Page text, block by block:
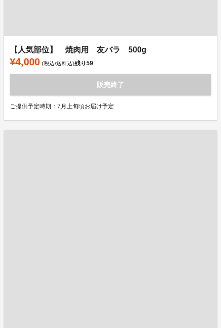
【人気部位】 焼肉用 友バラ 500g
¥4,000 (税込/送料込)残り59
販売終了
ご提供予定時期：7月上旬頃お届け予定